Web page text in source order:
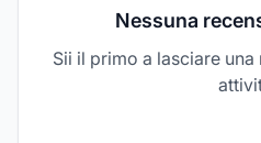
Nessuna
Sii il primo a lasciare